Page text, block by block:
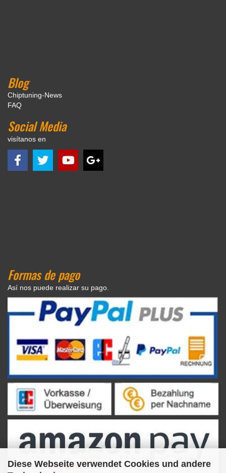
Diese Webseite verwendet Cookies und andere
Blog
Chiptuning-News
FAQ
Social Media
visítanos en
Formas de pago
Así nos puede realizar su pago.